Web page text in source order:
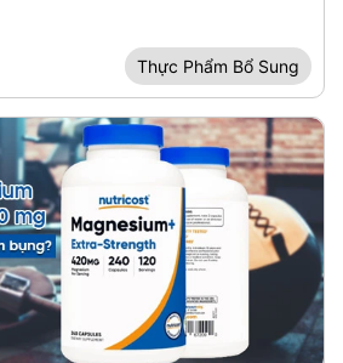
Thực Phẩm Bổ Sung